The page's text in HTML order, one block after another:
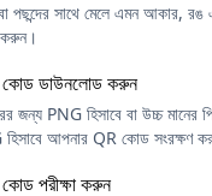
বা পছন্দের সাথে মেলে এমন আকার,
ডাউনলোড করুন
জন্য PNG হিসাবে বা উচ্চ মানের
আপনার QR কোড সংরক্ষণ
পরীক্ষা করুন